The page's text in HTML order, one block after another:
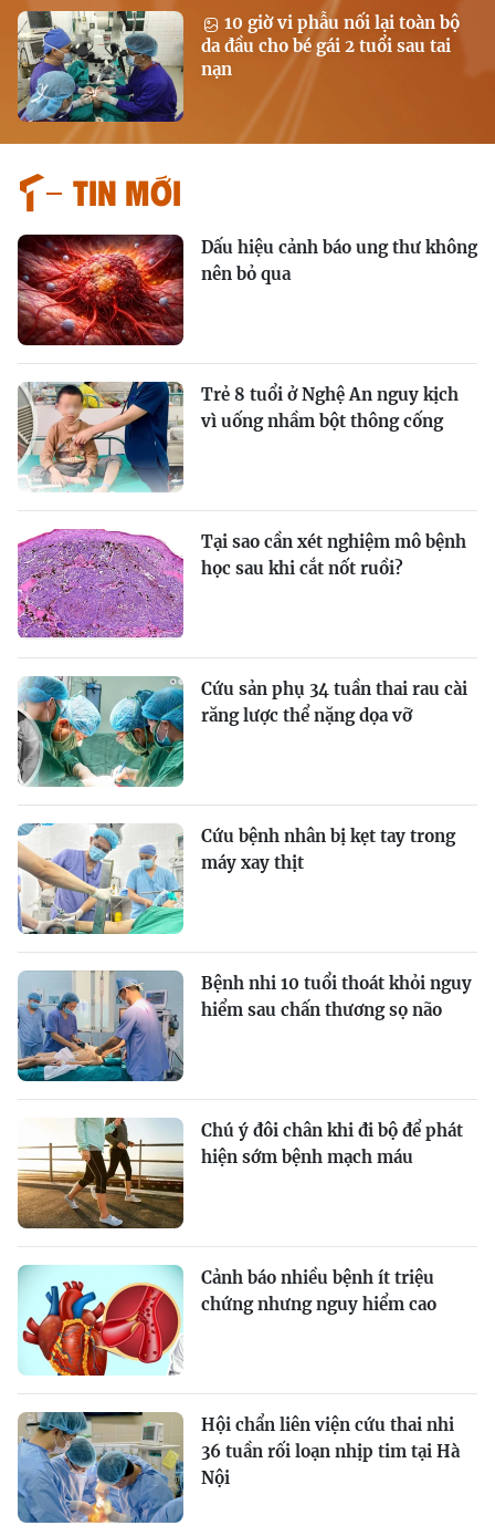
10 giờ vi phẫu nối lại toàn bộ
da đầu cho bé gái 2 tuổi sau tai
nạn
Tin mới
Dấu hiệu cảnh báo ung thư không
nên bỏ qua
Trẻ 8 tuổi ở Nghệ An nguy kịch
vì uống nhầm bột thông cống
Tại sao cần xét nghiệm mô bệnh
học sau khi cắt nốt ruồi?
Cứu sản phụ 34 tuần thai rau cài
răng lược thể nặng dọa vỡ
Cứu bệnh nhân bị kẹt tay trong
máy xay thịt
Bệnh nhi 10 tuổi thoát khỏi nguy
hiểm sau chấn thương sọ não
Chú ý đôi chân khi đi bộ để phát
hiện sớm bệnh mạch máu
Cảnh báo nhiều bệnh ít triệu
chứng nhưng nguy hiểm cao
Hội chẩn liên viện cứu thai nhi
36 tuần rối loạn nhịp tim tại Hà
Nội